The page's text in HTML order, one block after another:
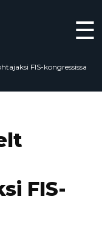
☰
FIS-kongressissa
FIS-